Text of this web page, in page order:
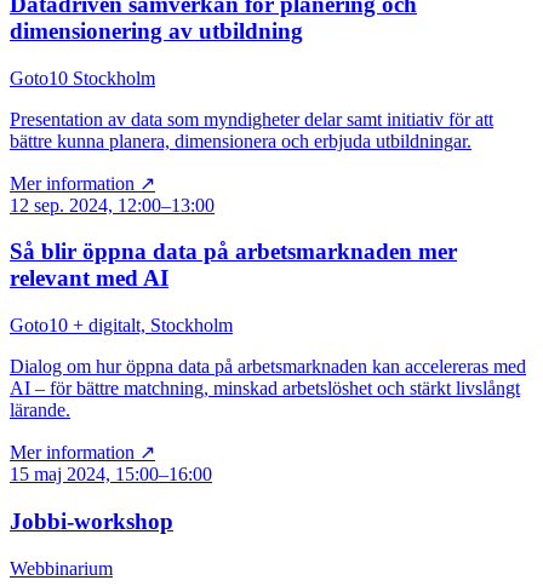
dimensionering av utbildning
Goto10 Stockholm
Presentation av data som myndigheter delar samt initiativ för att
bättre kunna planera, dimensionera och erbjuda utbildningar.
Mer information ↗
12 sep. 2024, 12:00–13:00
Så blir öppna data på arbetsmarknaden mer
relevant med AI
Goto10 + digitalt, Stockholm
Dialog om hur öppna data på arbetsmarknaden kan accelereras med
AI – för bättre matchning, minskad arbetslöshet och stärkt livslångt
lärande.
Mer information ↗
15 maj 2024, 15:00–16:00
Jobbi-workshop
Webbinarium